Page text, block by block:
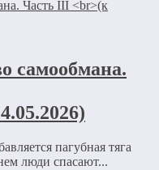
самообмана.
пагубная тяга
люди спасают...